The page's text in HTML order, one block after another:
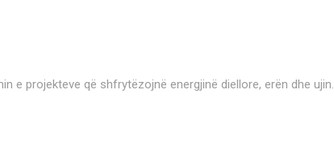
e projekteve që shfrytëzojnë energjinë diellore, erën dhe ujin.